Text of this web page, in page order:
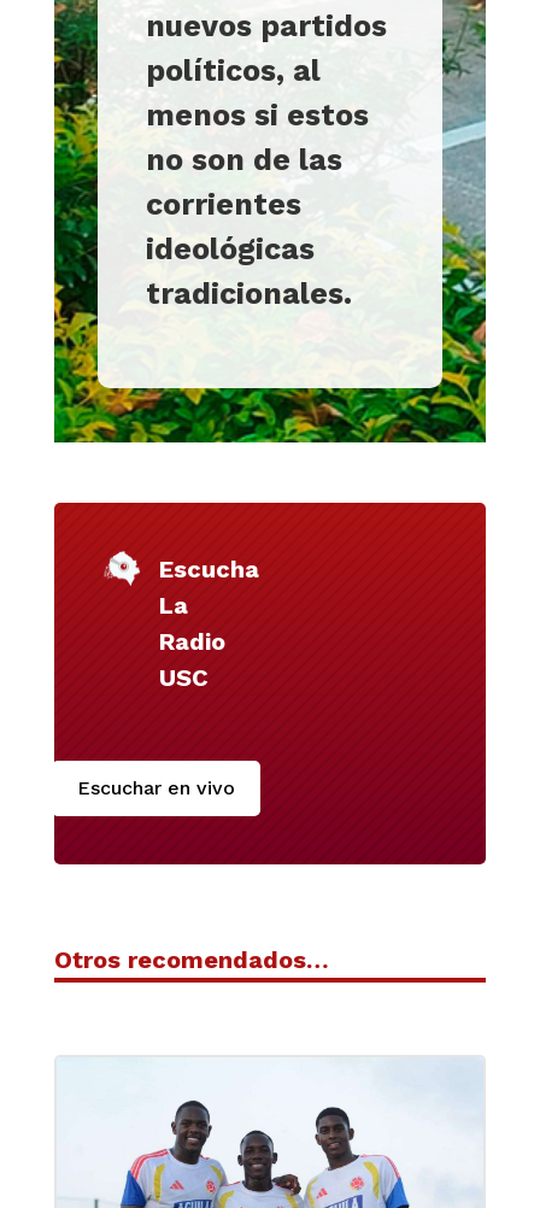
nuevos partidos
políticos, al
menos si estos
no son de las
corrientes
ideológicas
tradicionales.
Escucha
La
Radio
USC
Escuchar en vivo
Otros recomendados…